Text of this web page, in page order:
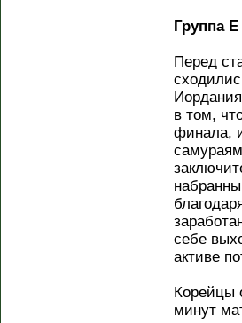
Группа E
Перед
в том,
финала,
себе
активе
Корейцы
минут